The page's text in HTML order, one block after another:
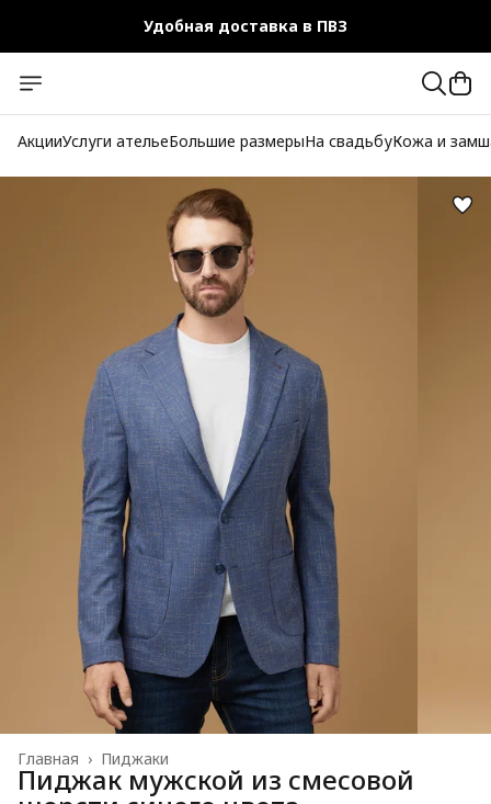
Удобная доставка в ПВЗ
Официальный магазин
Бесплатная доставка при заказе от 10 000 руб.
АкцииУслуги ательеБольшие размерыНа свадьбуКожа и
Пиджаки
Главная ›
Пиджак мужской из смесовой